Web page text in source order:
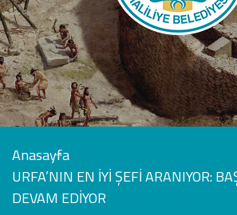
Anasayfa
URFA’NIN EN İYİ ŞEFİ ARANIYOR:
DEVAM EDİYOR
Kültür
Sanat
Güncel
İletişim